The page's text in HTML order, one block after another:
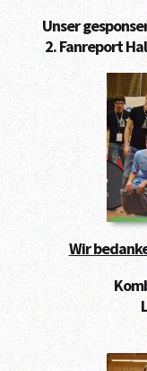
Unser
2. Fanreport
Wir